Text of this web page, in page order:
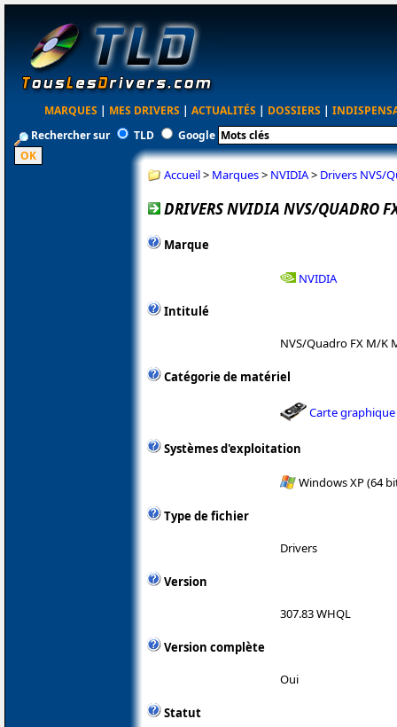
MARQUES | MES DRIVERS | ACTUALITÉS | DOSSIERS |
Rechercher sur
TLD Google
Accueil> Marques> NVIDIA> Drivers NVS/
DRIVERS NVIDIA NVS/QUADRO
Marque
NVIDIA
Intitulé
NVS/Quadro FX M/K
Catégorie de matériel
Carte graphique
Systèmes d'exploitation
Windows XP (64
Type de fichier
Drivers
Version
307.83 WHQL
Version complète
Oui
Statut